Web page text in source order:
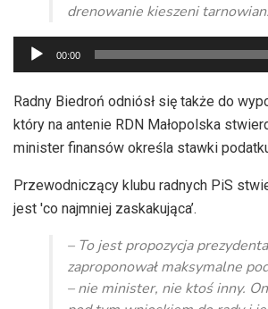
drenowanie kieszeni tarnowian.
Odtwarzacz
plików
dźwiękowych
00:00
Radny Biedroń odniósł się także do
który na antenie RDN Małopolska
minister finansów określa stawki
Przewodniczący klubu radnych PiS
jest 'co najmniej zaskakująca’.
– To jest propozycja
zaproponował maksymalne
– nie minister, nie ktoś inny.